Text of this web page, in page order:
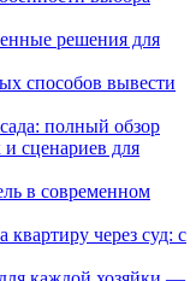
решения для
способов вывести
полный обзор
сценариев для
в современном
через суд: с